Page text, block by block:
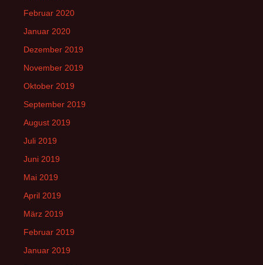
Februar 2020
Januar 2020
Dezember 2019
November 2019
Oktober 2019
September 2019
August 2019
Juli 2019
Juni 2019
Mai 2019
April 2019
März 2019
Februar 2019
Januar 2019